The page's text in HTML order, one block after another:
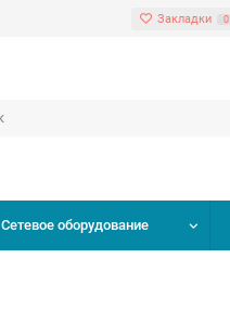
Закладки 0
Сетевое оборудование